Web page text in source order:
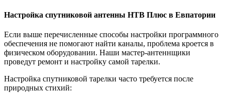
Настройка спутниковой антенны НТВ Плюс в Евпатории
Если выше перечисленные способы настройки программного
обеспечения не помогают найти каналы, проблема кроется в
физическом оборудовании. Наши мастер-антеннщики
проведут ремонт и настройку самой тарелки.
Настройка спутниковой тарелки часто требуется после
природных стихий: